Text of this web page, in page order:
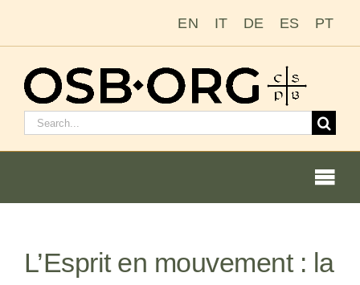
EN IT DE ES PT
Rechercher
L’ordre bénédictin
L’Esprit en mouvement : la